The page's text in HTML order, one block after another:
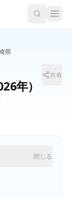
県
年）
共有
閉じる